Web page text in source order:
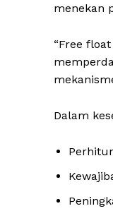
menekan
“Free
Dalam